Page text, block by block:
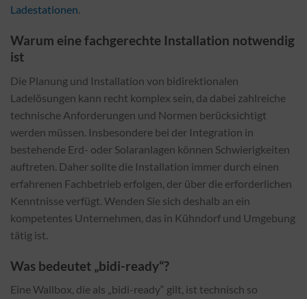
Ladestationen.
Warum eine fachgerechte Installation notwendig
ist
Die Planung und Installation von bidirektionalen
Ladelösungen kann recht komplex sein, da dabei zahlreiche
technische Anforderungen und Normen berücksichtigt
werden müssen. Insbesondere bei der Integration in
bestehende Erd- oder Solaranlagen können Schwierigkeiten
auftreten. Daher sollte die Installation immer durch einen
erfahrenen Fachbetrieb erfolgen, der über die erforderlichen
Kenntnisse verfügt. Wenden Sie sich deshalb an ein
kompetentes Unternehmen, das in Kühndorf und Umgebung
tätig ist.
Was bedeutet „bidi-ready“?
Eine Wallbox, die als „bidi-ready“ gilt, ist technisch so